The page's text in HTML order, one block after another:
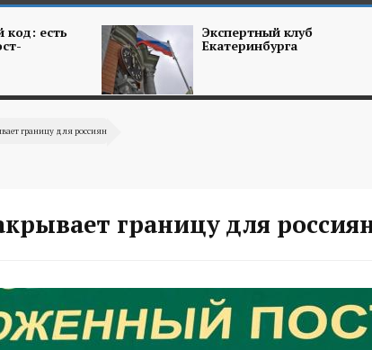
код: есть Экспертный клуб
Екатеринбурга
границу для россиян
границу для